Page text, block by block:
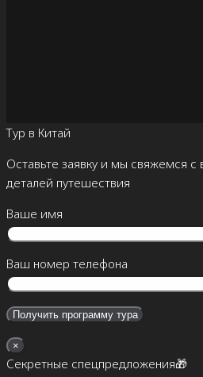
Тур в Китай
Оставьте заявку и мы свяжемся с
деталей путешествия
Ваше имя
Ваш номер телефона
×
Секретные спецпредложения🎁